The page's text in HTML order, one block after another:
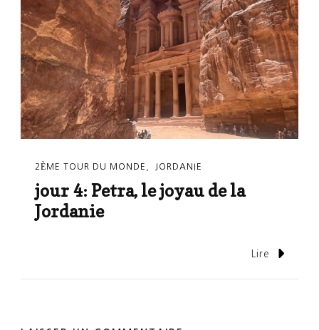
2ÈME TOUR DU MONDE JORDANIE
jour 4: Petra, le joyau de la
Jordanie
Lire